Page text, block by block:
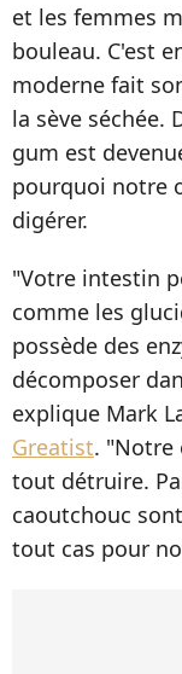
et les femmes
bouleau. C'est
moderne fait
la sève séchée.
gum est
pourquoi notre
digérer.
"Votre intestin
comme les
possède des
décomposer
explique Mark
Greatist. "Notre
tout détruire.
caoutchouc
tout cas pour